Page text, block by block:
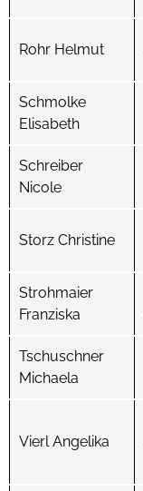
Rohr Helmut
Schmolke
Elisabeth
Schreiber
Nicole
Storz Christine
Strohmaier
Franziska
Tschuschner
Michaela
Vierl Angelika